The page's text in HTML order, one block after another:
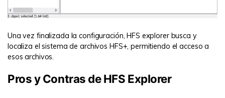
Una vez finalizada la configuración, HFS explorer busca y
localiza el sistema de archivos HFS+, permitiendo el acceso a
esos archivos.
Pros y Contras de HFS Explorer